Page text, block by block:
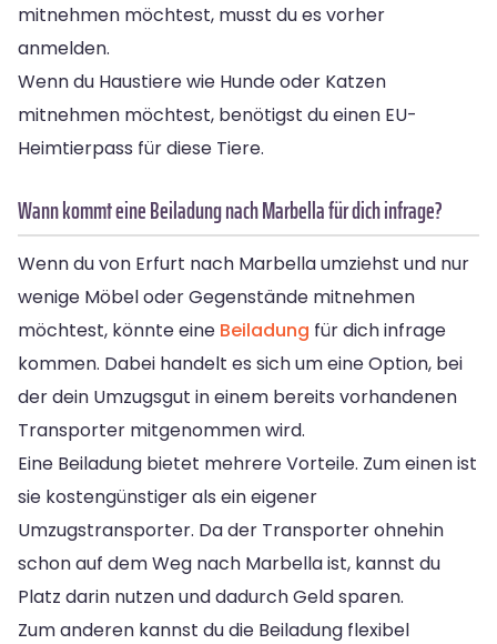
mitnehmen möchtest, musst du es vorher
anmelden.
Wenn du Haustiere wie Hunde oder Katzen
mitnehmen möchtest, benötigst du einen EU-
Heimtierpass für diese Tiere.
Wann kommt eine Beiladung nach Marbella für dich infrage?
Wenn du von Erfurt nach Marbella umziehst und nur
wenige Möbel oder Gegenstände mitnehmen
möchtest, könnte eine Beiladung für dich infrage
kommen. Dabei handelt es sich um eine Option, bei
der dein Umzugsgut in einem bereits vorhandenen
Transporter mitgenommen wird.
Eine Beiladung bietet mehrere Vorteile. Zum einen ist
sie kostengünstiger als ein eigener
Umzugstransporter. Da der Transporter ohnehin
schon auf dem Weg nach Marbella ist, kannst du
Platz darin nutzen und dadurch Geld sparen.
Zum anderen kannst du die Beiladung flexibel